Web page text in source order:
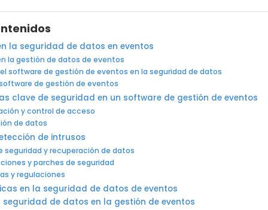
la seguridad de datos en eventos
la gestión de datos de eventos
software de gestión de eventos en la seguridad de datos
de gestión de eventos
clave de seguridad en un software de gestión de eventos
y control de acceso
de datos
de intrusos
seguridad y recuperación de datos
y parches de seguridad
y regulaciones
en la seguridad de datos de eventos
seguridad de datos en la gestión de eventos